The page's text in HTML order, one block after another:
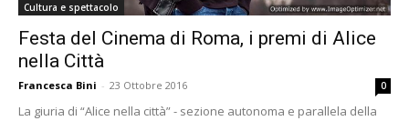
Cultura e spettacolo
Festa del Cinema di Roma, i premi di Alice
nella Città
Francesca Bini - 23 Ottobre 2016 0
La giuria di “Alice nella città” - sezione autonoma e parallela della